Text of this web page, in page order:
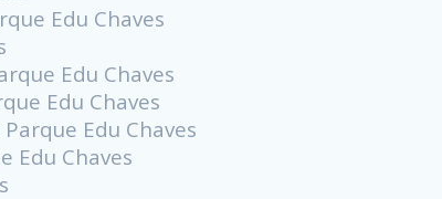
Edu Chaves
Edu Chaves
Edu Chaves
Edu Chaves
Edu Chaves